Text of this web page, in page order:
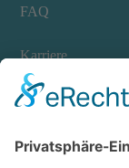
FAQ
Karriere
Buch